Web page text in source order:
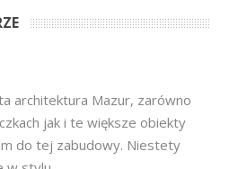
architektura Mazur, zarówno
jak i te większe obiekty
do tej zabudowy. Niestety